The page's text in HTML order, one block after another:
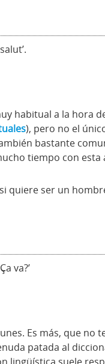
habitual a la hora
), pero no el único;
bastante
tiempo con
quiere ser un
va?’
Es más, que no
patada al